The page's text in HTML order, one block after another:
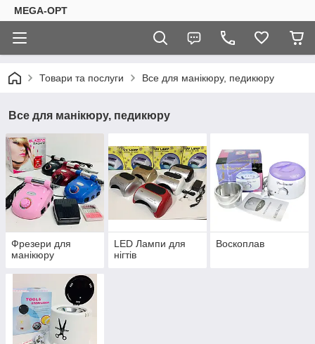
MEGA-OPT
Товари та послуги Все для манікюру, педикюру
Все для манікюру, педикюру
Фрезери для
манікюру
LED Лампи для
нігтів
Воскоплав